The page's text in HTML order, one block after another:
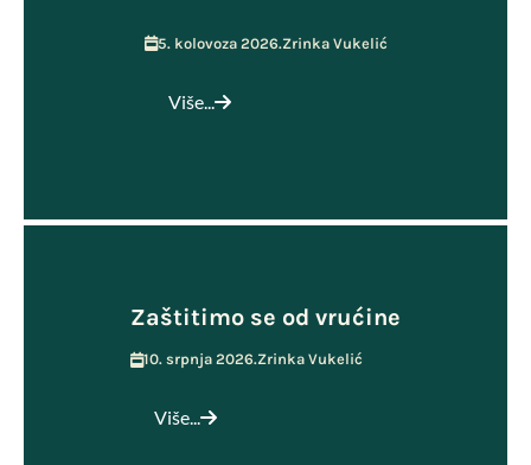
5. kolovoza 2026.Zrinka Vukelić
Više...
Zaštitimo se od vrućine
10. srpnja 2026.Zrinka Vukelić
Više...